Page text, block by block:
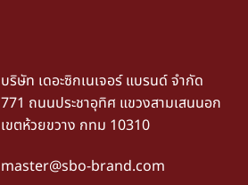
บริษัท เดอะซิกเนเจอร์ แบรนด์ จำกัด
771 ถนนประชาอุทิศ แขวงสามเสนนอก
เขตห้วยขวาง กทม 10310
master@sbo-brand.com